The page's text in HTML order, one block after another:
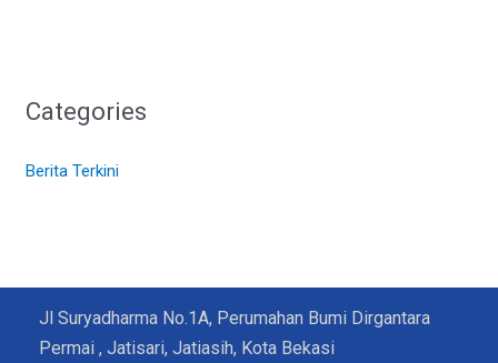
Categories
Berita Terkini
Jl Suryadharma No.1A, Perumahan Bumi Dirgantara
Permai , Jatisari, Jatiasih, Kota Bekasi